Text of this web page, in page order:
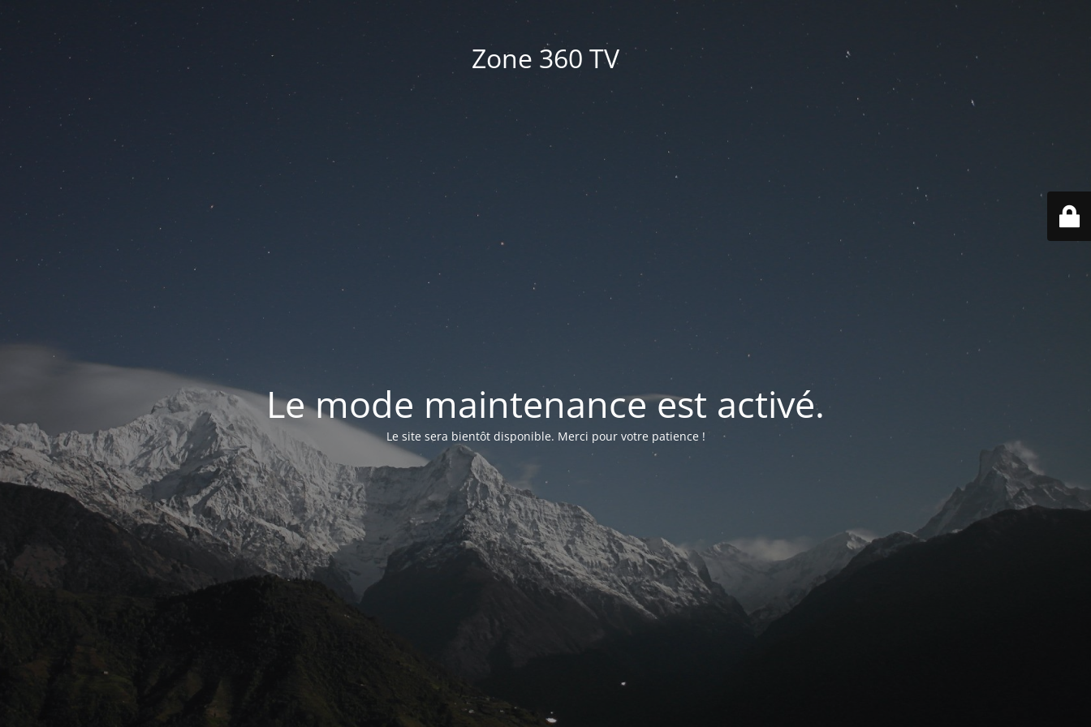
Zone 360 TV
Le mode maintenance est activé.
Le site sera bientôt disponible. Merci pour votre patience !